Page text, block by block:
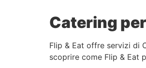
Catering
Flip & Eat offre servizi di
scoprire come Flip & Eat